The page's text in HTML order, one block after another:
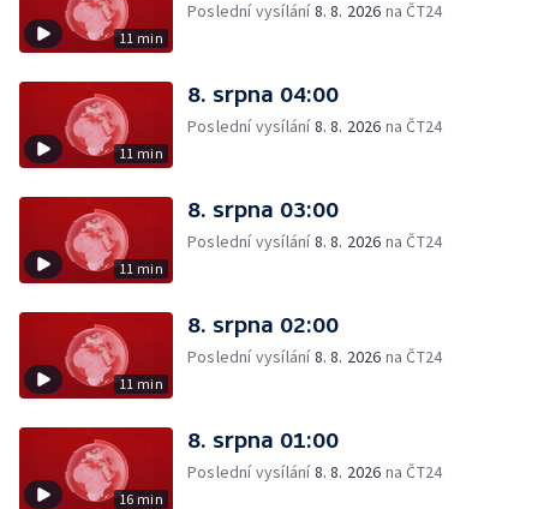
11 min
Poslední vysílání8. 8. 2026 na ČT24
11 min
8. srpna 04:00
Poslední vysílání8. 8. 2026 na ČT24
11 min
8. srpna 03:00
Poslední vysílání8. 8. 2026 na ČT24
11 min
8. srpna 02:00
Poslední vysílání8. 8. 2026 na ČT24
16 min
8. srpna 01:00
Poslední vysílání8. 8. 2026 na ČT24